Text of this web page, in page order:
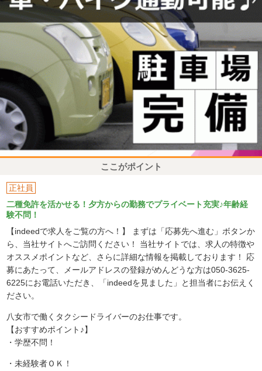
ここがポイント
正社員
二種免許を活かせる！夕方からの勤務でプライベート充実♪年齢経
験不問！
【indeedで求人をご覧の方へ！】 まずは「応募先へ進む」ボタンか
ら、当社サイトへご訪問ください！ 当社サイトでは、求人の特徴や
オススメポイントなど、さらに詳細な情報を掲載しております！ 応
募にあたって、メールアドレスの登録がめんどうな方は050-3625-
6225にお電話いただき、「indeedを見ました」と担当者にお伝えく
ださい。
八女市で働くタクシードライバーのお仕事です。
【おすすめポイント♪】
・学歴不問！
・未経験者ＯＫ！